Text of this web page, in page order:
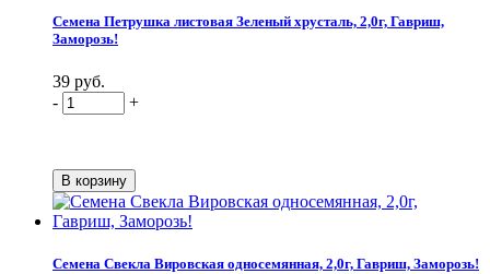
Семена Петрушка листовая Зеленый хрусталь, 2,0г, Гавриш,
Заморозь!
39 руб.
-
+
Семена Свекла Вировская односемянная, 2,0г, Гавриш, Заморозь!